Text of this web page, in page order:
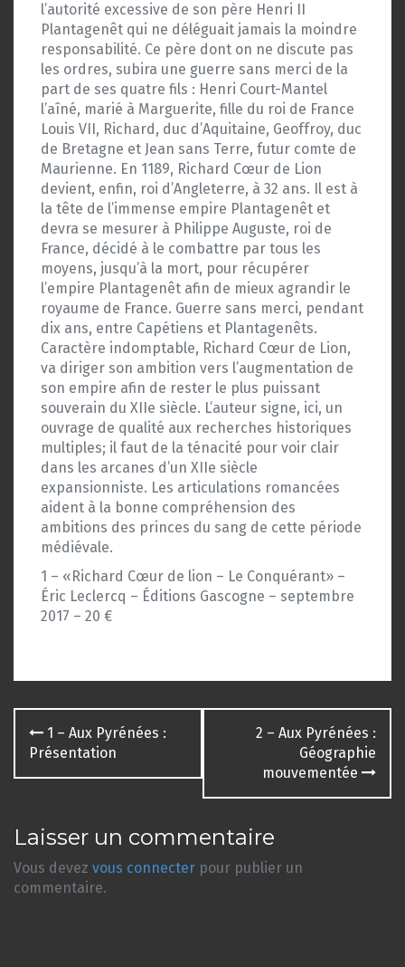
l’autorité excessive de son père Henri II
Plantagenêt qui ne déléguait jamais la moindre
responsabilité. Ce père dont on ne discute pas
les ordres, subira une guerre sans merci de la
part de ses quatre fils : Henri Court-Mantel
l’aîné, marié à Marguerite, fille du roi de France
Louis VII, Richard, duc d’Aquitaine, Geoffroy, duc
de Bretagne et Jean sans Terre, futur comte de
Maurienne. En 1189, Richard Cœur de Lion
devient, enfin, roi d’Angleterre, à 32 ans. Il est à
la tête de l’immense empire Plantagenêt et
devra se mesurer à Philippe Auguste, roi de
France, décidé à le combattre par tous les
moyens, jusqu’à la mort, pour récupérer
l’empire Plantagenêt afin de mieux agrandir le
royaume de France. Guerre sans merci, pendant
dix ans, entre Capétiens et Plantagenêts.
Caractère indomptable, Richard Cœur de Lion,
va diriger son ambition vers l’augmentation de
son empire afin de rester le plus puissant
souverain du XIIe siècle. L’auteur signe, ici, un
ouvrage de qualité aux recherches historiques
multiples; il faut de la ténacité pour voir clair
dans les arcanes d’un XIIe siècle
expansionniste. Les articulations romancées
aident à la bonne compréhension des
ambitions des princes du sang de cette période
médiévale.
1 – «Richard Cœur de lion – Le Conquérant» –
Éric Leclercq – Éditions Gascogne – septembre
2017 – 20 €
Navigation
des
articles
1 – Aux Pyrénées :
Présentation
2 – Aux Pyrénées :
Géographie
mouvementée
Laisser un commentaire
Vous devez vous connecter pour publier un
commentaire.